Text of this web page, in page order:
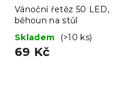
Vánoční řetěz 50 LED,
běhoun na stůl
Skladem
(>10 ks)
69 Kč